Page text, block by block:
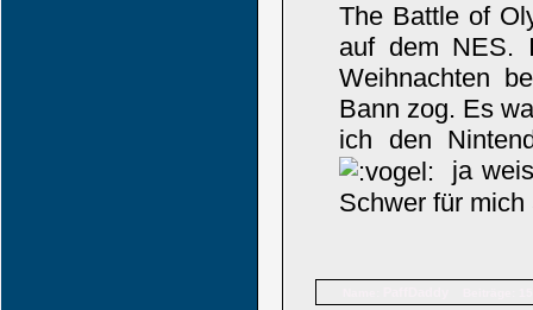
The Battle of
auf dem NES.
Weihnachten
Bann zog. Es
ich den
ja
Schwer für mich